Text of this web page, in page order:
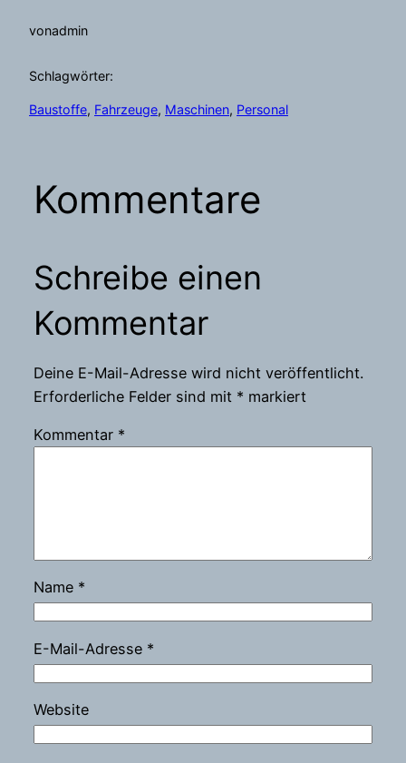
vonadmin
Schlagwörter:
Baustoffe, Fahrzeuge, Maschinen, Personal
Kommentare
Schreibe einen
Kommentar
Deine E-Mail-Adresse wird nicht veröffentlicht.
Erforderliche Felder sind mit * markiert
Kommentar *
Name *
E-Mail-Adresse *
Website